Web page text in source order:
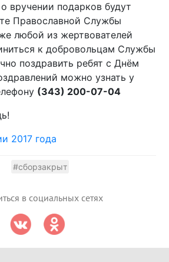
вручении подарков будут
Православной Службы
любой из жертвователей
к добровольцам Службы
поздравить ребят с Днём
можно узнать у
(343) 200-07-04
2017 года
#сборзакрыт
в социальных сетях